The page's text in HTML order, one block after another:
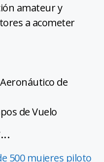
amateur y
a acometer
de
de Vuelo
500 mujeres piloto